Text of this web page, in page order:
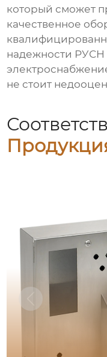
который сможет
качественное
надежности РУСН
не стоит